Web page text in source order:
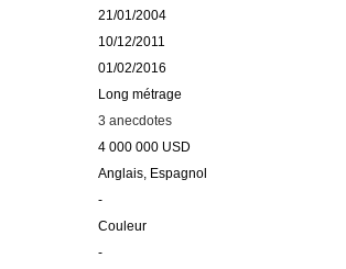
21/01/2004
10/12/2011
01/02/2016
Long métrage
3 anecdotes
4 000 000 USD
Anglais, Espagnol
-
Couleur
-